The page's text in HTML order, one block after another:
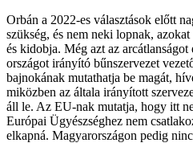
Orbán a 2022-es választások előtt
szükség, és nem neki lopnak,
és kidobja. Még azt az
országot irányító bűnszervezet
bajnokának mutathatja be magát,
miközben az általa irányított
áll le. Az EU-nak mutatja, hogy itt
Európai Ügyészséghez nem
elkapná. Magyarországon pedig